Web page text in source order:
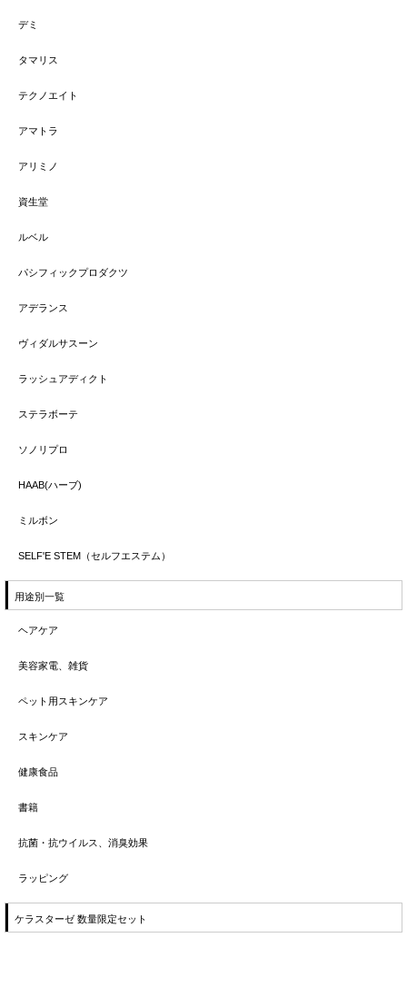
デミ
タマリス
テクノエイト
アマトラ
アリミノ
資生堂
ルベル
パシフィックプロダクツ
アデランス
ヴィダルサスーン
ラッシュアディクト
ステラボーテ
ソノリプロ
HAAB(ハーブ)
ミルボン
SELF'E STEM（セルフエステム）
用途別一覧
ヘアケア
美容家電、雑貨
ペット用スキンケア
スキンケア
健康食品
書籍
抗菌・抗ウイルス、消臭効果
ラッピング
ケラスターゼ 数量限定セット